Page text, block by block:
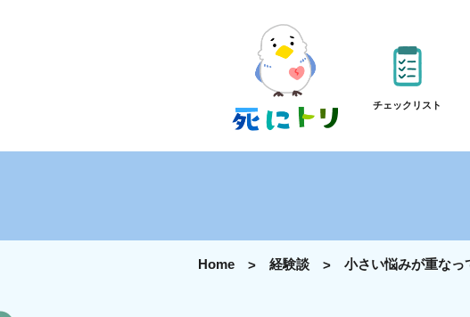
チェックリスト
Home 経験談 小さい悩みが重なっ